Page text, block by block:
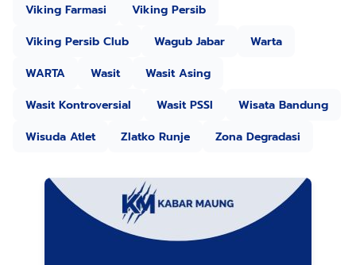
Viking Farmasi
Viking Persib
Viking Persib Club
Wagub Jabar
Warta
WARTA
Wasit
Wasit Asing
Wasit Kontroversial
Wasit PSSI
Wisata Bandung
Wisuda Atlet
Zlatko Runje Zona Degradasi